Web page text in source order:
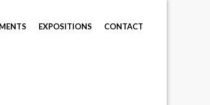
EXPOSITIONS CONTACT